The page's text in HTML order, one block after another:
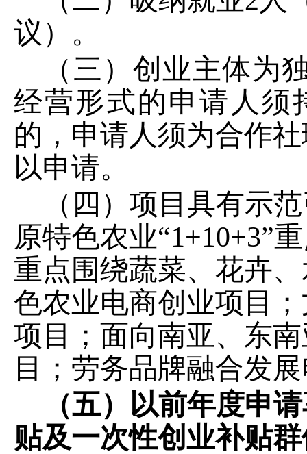
议）。
（三）创业主体为
经营形式的申请人须
的，申请人须为合作
以申请。
（四）项目具有示
原特色农业“1+10+3”
重点围绕蔬菜、花卉
色农业电商创业项目
项目；面向南亚、东
目；劳务品牌融合发
（五）以前年度申
贴及一次性创业补贴